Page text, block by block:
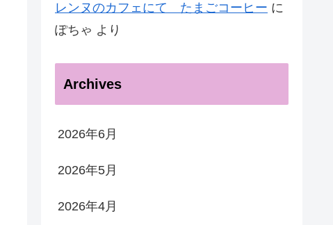
レンヌのカフェにて たまごコーヒー に
ぽちゃ より
Archives
2026年6月
2026年5月
2026年4月